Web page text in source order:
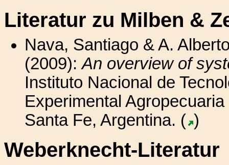
Literatur zu Milben &
Nava, Santiago & A.
(2009):An overview of
Instituto Nacional de
Experimental
Santa Fe, Argentina. ( )
Weberknecht-Literatur